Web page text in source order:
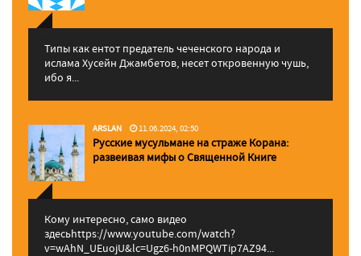
Типы как ентот предатель чеченского народа и
ислама Хусейн Джамбетов, несет откровенную чушь,
ибо я...
ARSLAN 11.06.2024, 02:50
Русские мусульмане на страже Корана:
pазвеивая мифы о Священной Книге
Кому интересно, само видео
здесьhttps://www.youtube.com/watch?
v=wAhN_UEuojU&lc=Ugz6-h0nMPQWTip7AZ94...